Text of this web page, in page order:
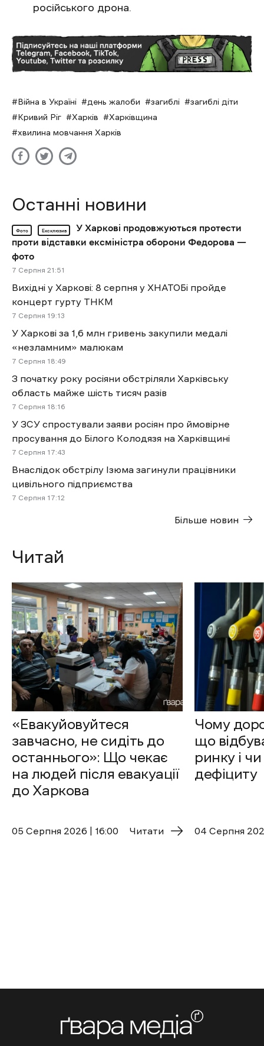
російського дрона.
Війна в Україні день жалоби загиблі
загиблі діти
Кривий Ріг
Харків
Харківщина
хвилина мовчання Харків
Останні новини
Фото Ексклюзив
У Харкові продовжуються протести
проти відставки ексміністра оборони Федорова —
фото
7 Cерпня 21:51
Вихідні у Харкові: 8 серпня у ХНАТОБі пройде
концерт гурту ТНКМ
7 Cерпня 19:13
У Харкові за 1,6 млн гривень закупили медалі
«незламним» малюкам
7 Cерпня 18:49
З початку року росіяни обстріляли Харківську
область майже шість тисяч разів
7 Cерпня 18:16
У ЗСУ спростували заяви росіян про ймовірне
просування до Білого Колодязя на Харківщині
7 Cерпня 17:43
Внаслідок обстрілу Ізюма загинули працівники
цивільного підприємства
7 Cерпня 17:12
Більше новин
Читай
«Евакуйовуйтеся
завчасно, не сидіть до
останнього»: Що чекає
на людей після евакуації
до Харкова
05 Cерпня 2026 | 16:00 Читати
Чому
що
ринку і
дефіциту
04 Cерпня